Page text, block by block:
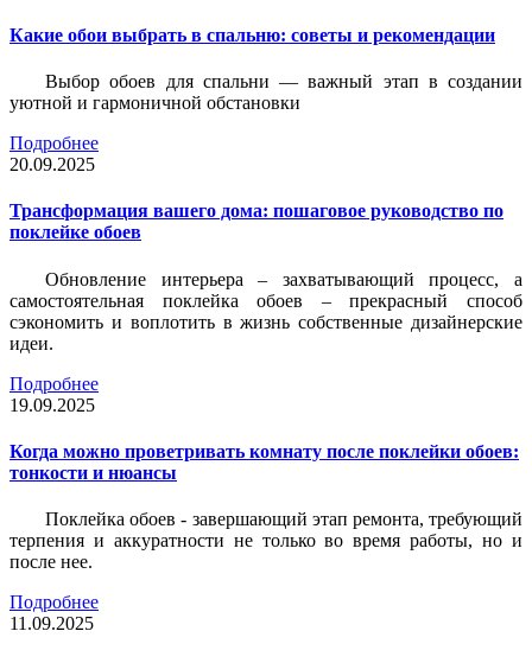
Какие обои выбрать в спальню: советы и рекомендации
Выбор обоев для спальни — важный этап в создании
уютной и гармоничной обстановки
Подробнее
20.09.2025
Трансформация вашего дома: пошаговое руководство по
поклейке обоев
Обновление интерьера – захватывающий процесс, а
самостоятельная поклейка обоев – прекрасный способ
сэкономить и воплотить в жизнь собственные дизайнерские
идеи.
Подробнее
19.09.2025
Когда можно проветривать комнату после поклейки обоев:
тонкости и нюансы
Поклейка обоев - завершающий этап ремонта, требующий
терпения и аккуратности не только во время работы, но и
после нее.
Подробнее
11.09.2025